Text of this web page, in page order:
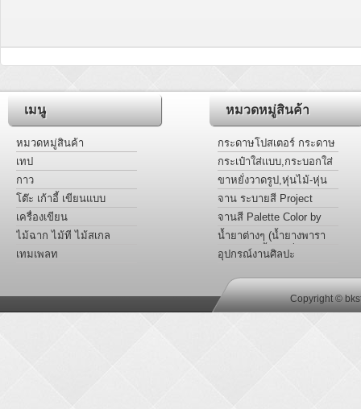
เมนู
หมวดหมู่สินค้า
เทป
กาว
โต๊ะ เก้าอี้ เขียนแบบ
เครื่องเขียน
ไม้ฉาก ไม้ที ไม้สเกล
เทมเพลท
หมวดหมู่สินค้า
กระดาษโปสเตอร์ กระดาษ
การ์ดหอม แผ่นอะครีลิคสี
กระเป๋าใส่แบบ,กระบอกใส่
แบบ
ขาหยั่งวาดรูป,หุ่นไม้-หุ่น
มือ Project
จาน ระบายสี Project
จานสี Palette Color by
Project
น้ำยาต่างๆ (น้ำยางพารา
หล่อเเบบ,น้ำยาเชื่อม
พลาสติก อะครีลิค,น้ำมัน
ลินซีด)
อุปกรณ์งานศิลปะ
Copyright ©